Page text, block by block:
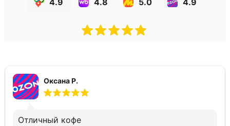
4.9 4.8 5.0 4.9
Оксана Р.
Отличный кофе